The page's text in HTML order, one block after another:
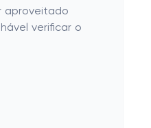
aproveitado
verificar o